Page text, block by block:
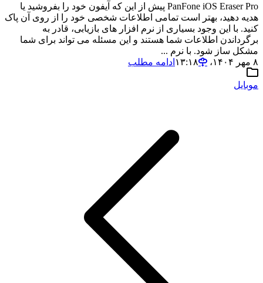
PanFone iOS Eraser Pro پیش از این که آیفون خود را بفروشید یا
هدیه دهید، بهتر است تمامی اطلاعات شخصی خود را از روی آن پاک
کنید. با این وجود بسیاری از نرم افزار های بازیابی، قادر به
برگرداندن اطلاعات شما هستند و این مسئله می تواند برای شما
مشکل ساز شود. با نرم ...
۸ مهر ۱۴۰۴،‏ ۱۳:۱۸
ادامه مطلب
موبایل